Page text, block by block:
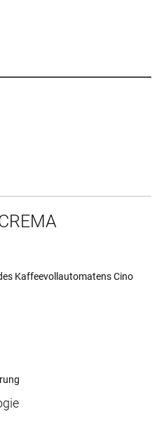
Kaffeevollautomatens Cino